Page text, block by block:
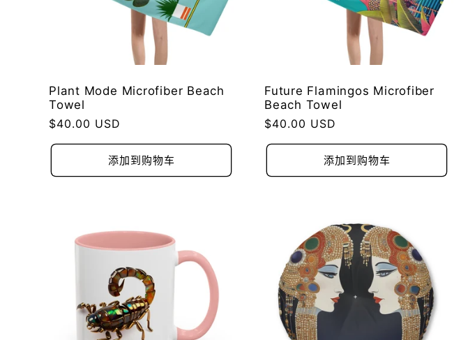
Plant Mode Microfiber Beach
Towel
常
规
格
$40.00 USD
添加到购物车
Future Flamingos Microfiber
Beach Towel
常
规
格
$40.00 USD
添加到购物车